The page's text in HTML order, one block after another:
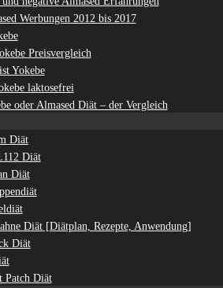
Werbungen 2012 bis 2017
Preisvergleich
Yokebe
laktosefrei
oder Almased Diät – der Vergleich
Diät
Diät
Diät
Diät [Diätplan, Rezepte, Anwendung]
Diät
Patch Diät